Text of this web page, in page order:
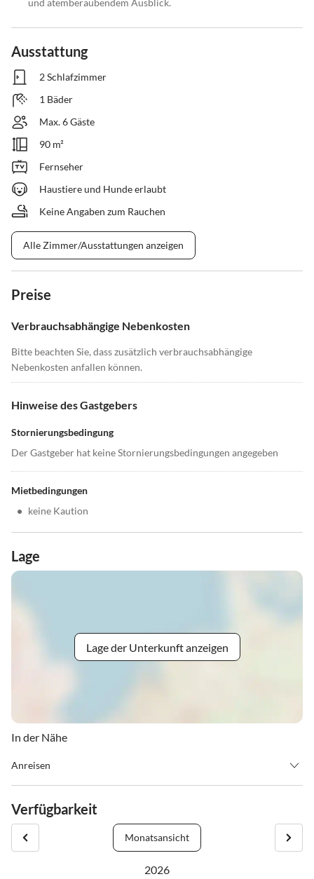
und atemberaubendem Ausblick.
Ausstattung
2 Schlafzimmer
1 Bäder
Max. 6 Gäste
90 m²
Fernseher
Haustiere und Hunde erlaubt
Keine Angaben zum Rauchen
Alle Zimmer/Ausstattungen anzeigen
Preise
Verbrauchsabhängige Nebenkosten
Bitte beachten Sie, dass zusätzlich verbrauchsabhängige
Nebenkosten anfallen können.
Hinweise des Gastgebers
Stornierungsbedingung
Der Gastgeber hat keine Stornierungsbedingungen angegeben
Mietbedingungen
• keine Kaution
Lage
Lage der Unterkunft anzeigen
In der Nähe
Anreisen
Verfügbarkeit
Monatsansicht
2026